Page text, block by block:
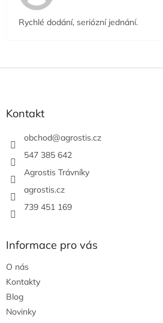
Rychlé dodání, seriózní jednání.
Kontakt
obchod@agrostis.cz
547 385 642
Agrostis Trávníky
agrostis.cz
739 451 169
Informace pro vás
O nás
Kontakty
Blog
Novinky